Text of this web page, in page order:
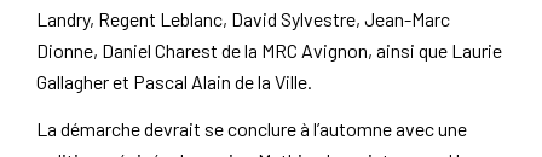
Landry, Regent Leblanc, David Sylvestre, Jean-Marc
Dionne, Daniel Charest de la MRC Avignon, ainsi que Laurie
Gallagher et Pascal Alain de la Ville.
La démarche devrait se conclure à l’automne avec une